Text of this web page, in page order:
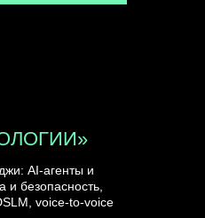
AI-агенты и
и безопасность,
voice-to-voice